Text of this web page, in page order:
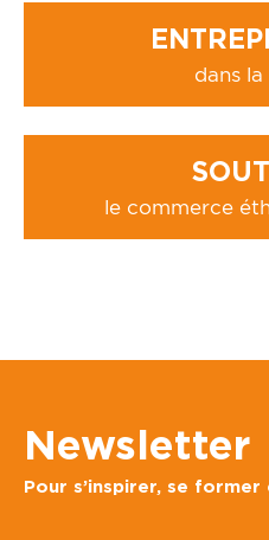
dans
le commerce
Newsletter
Pour s’inspirer, se